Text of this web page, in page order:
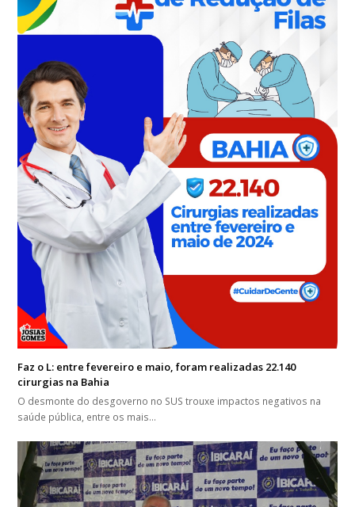
Faz o L: entre fevereiro e maio, foram realizadas 22.140
cirurgias na Bahia
O desmonte do desgoverno no SUS trouxe impactos negativos na
saúde pública, entre os mais…